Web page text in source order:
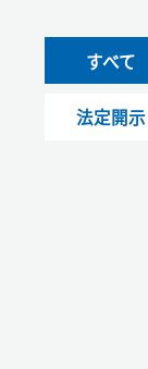
すべて
法定開示